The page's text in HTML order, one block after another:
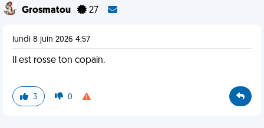
Grosmatou 27
lundi 8 juin 2026 4:57
Il est rosse ton copain.
3 0